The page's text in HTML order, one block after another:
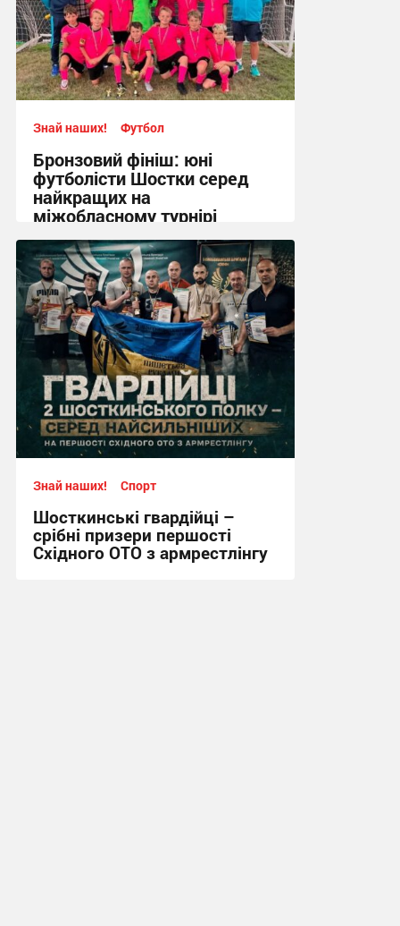
Знай наших! Футбол
Бронзовий фініш: юні
футболісти Шостки серед
найкращих на
міжобласному турнірі
11:57, 4.08.2026
Знай наших! Спорт
Шосткинські гвардійці –
срібні призери першості
Східного ОТО з армрестлінгу